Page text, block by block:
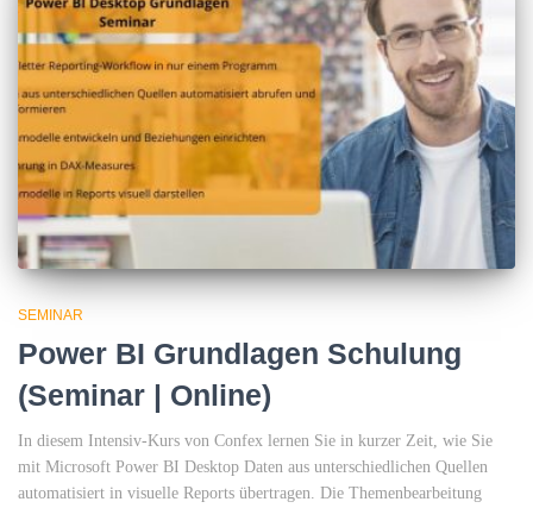
SEMINAR
Power BI Grundlagen Schulung
(Seminar | Online)
In diesem Intensiv-Kurs von Confex lernen Sie in kurzer Zeit, wie Sie
mit Microsoft Power BI Desktop Daten aus unterschiedlichen Quellen
automatisiert in visuelle Reports übertragen. Die Themenbearbeitung